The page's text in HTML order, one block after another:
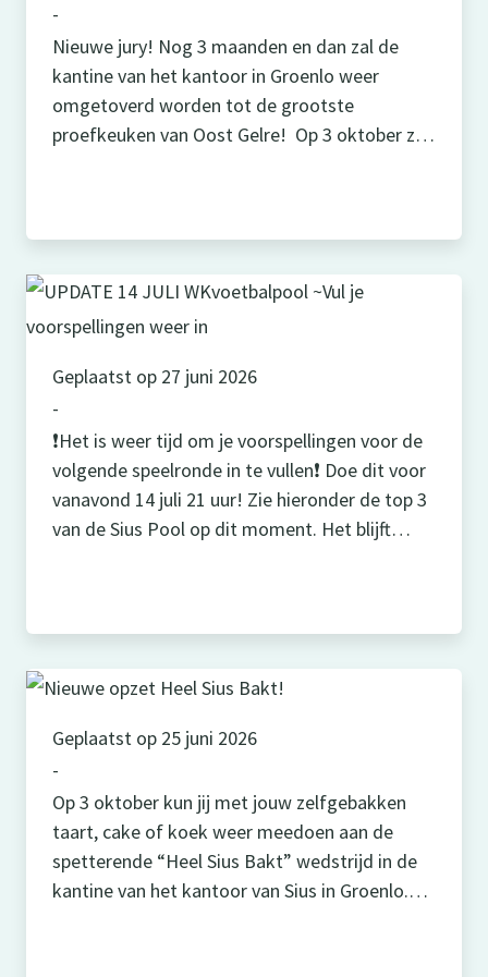
-
Nieuwe jury! Nog 3 maanden en dan zal de
kantine van het kantoor in Groenlo weer
omgetoverd worden tot de grootste
proefkeuken van Oost Gelre! Op 3 oktober zal
Geplaatst op 27 juni 2026
-
❗Het is weer tijd om je voorspellingen voor de
volgende speelronde in te vullen❗ Doe dit voor
vanavond 14 juli 21 uur! Zie hieronder de top 3
van de Sius Pool op dit moment. Het blijft
Geplaatst op 25 juni 2026
-
Op 3 oktober kun jij met jouw zelfgebakken
taart, cake of koek weer meedoen aan de
spetterende “Heel Sius Bakt” wedstrijd in de
kantine van het kantoor van Sius in Groenlo.